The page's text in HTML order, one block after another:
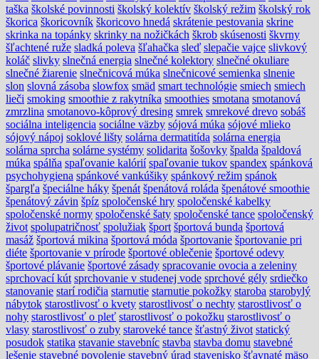
taška školské povinnosti školský kolektív školský režim školský rok
škorica škoricovník škoricovo hnedá skrátenie pestovania skrine
skrinka na topánky skrinky na nožičkách škrob skúsenosti škvrny
šľachtené ruže sladká poleva šľahačka sleď slepačie vajce slivkový
koláč slivky slnečná energia slnečné kolektory slnečné okuliare
slnečné žiarenie slnečnicová múka slnečnicové semienka slnenie
slon slovná zásoba slowfox smäd smart technológie smiech smiech
lieči smoking smoothie z rakytníka smoothies smotana smotanová
zmrzlina smotanovo-kôprový dresing smrek smrekové drevo sobáš
sociálna inteligencia sociálne väzby sójová múka sójové mlieko
sójový nápoj soklové lišty solárna dermatitída solárna energia
solárna sprcha solárne systémy solidarita šošovky špalda špaldová
múka spálňa spaľovanie kalórií spaľovanie tukov spandex spánková
psychohygiena spánkové vankúšiky spánkový režim spánok
špargľa špeciálne háky špenát špenátová roláda špenátové smoothie
špenátový závin špíz spoločenské hry spoločenské kabelky
spoločenské normy spoločenské šaty spoločenské tance spoločenský
život spolupatričnosť spolužiak šport športová bunda športová
masáž športová mikina športová móda športovanie športovanie pri
diéte športovanie v prírode športové oblečenie športové odevy
športové plávanie športové zásady spracovanie ovocia a zeleniny
sprchovací kút sprchovanie v studenej vode sprchové gély srdiečko
stanovanie starí rodičia starnutie starnutie pokožky staroba starobylý
nábytok starostlivosť o kvety starostlivosť o nechty starostlivosť o
nohy starostlivosť o pleť starostlivosť o pokožku starostlivosť o
vlasy starostlivosť o zuby staroveké tance šťastný život statický
posudok statika stavanie stavebníc stavba stavba domu stavebné
lešenie stavebné povolenie stavebný úrad stavenisko šťavnaté mäso